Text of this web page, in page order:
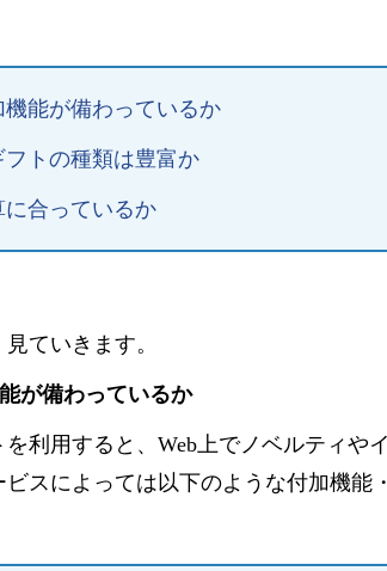
機能が備わっているか
フトの種類は豊富か
合っているか
ていきます。
が備わっているか
を利用すると、Web上でノベルティ
ビスによっては以下のような付加機能